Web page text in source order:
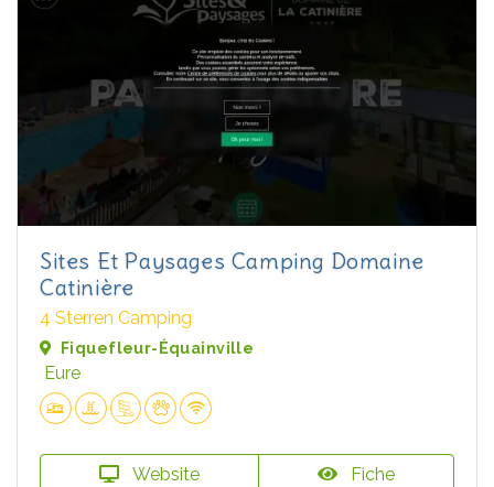
Sites Et Paysages Camping Domaine
Catinière
4 Sterren Camping
Fiquefleur-Équainville
Eure
Website Fiche